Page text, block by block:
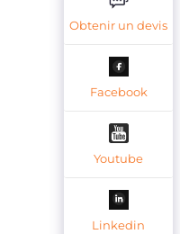
Obtenir un devis
Facebook
Youtube
Linkedin